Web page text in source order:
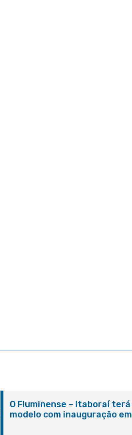
O Fluminense – Itaboraí
modelo com inauguração